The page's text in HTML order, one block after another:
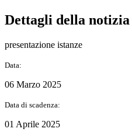
Dettagli della notizia
presentazione istanze
Data:
06 Marzo 2025
Data di scadenza:
01 Aprile 2025